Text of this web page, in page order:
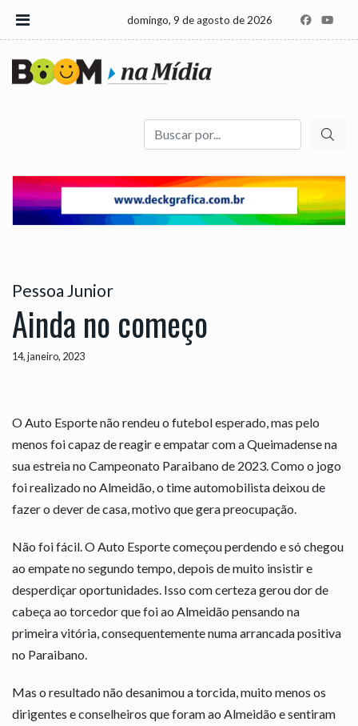
domingo, 9 de agosto de 2026
Buscar
Pessoa Junior
Ainda no começo
14, janeiro, 2023
O Auto Esporte não rendeu o futebol esperado, mas pelo
menos foi capaz de reagir e empatar com a Queimadense na
sua estreia no Campeonato Paraibano de 2023. Como o jogo
foi realizado no Almeidão, o time automobilista deixou de
fazer o dever de casa, motivo que gera preocupação.
Não foi fácil. O Auto Esporte começou perdendo e só chegou
ao empate no segundo tempo, depois de muito insistir e
desperdiçar oportunidades. Isso com certeza gerou dor de
cabeça ao torcedor que foi ao Almeidão pensando na
primeira vitória, consequentemente numa arrancada positiva
no Paraibano.
Mas o resultado não desanimou a torcida, muito menos os
dirigentes e conselheiros que foram ao Almeidão e sentiram